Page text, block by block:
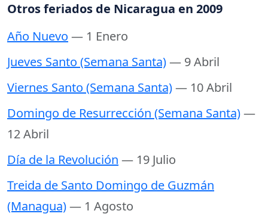
Otros feriados de Nicaragua en 2009
Año Nuevo — 1 Enero
Jueves Santo (Semana Santa)— 9 Abril
Viernes Santo (Semana Santa)— 10 Abril
Domingo de Resurrección (Semana Santa)—
12 Abril
Día de la Revolución — 19 Julio
Treida de Santo Domingo de Guzmán
(Managua)— 1 Agosto